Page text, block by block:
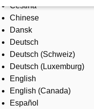
Products & Solutions
Industries
Services
About us
Where to buy
Contact us
Careers
Čeština
Chinese
Dansk
Deutsch
Deutsch (Schweiz)
Deutsch (Luxemburg)
English
English (Canada)
Español